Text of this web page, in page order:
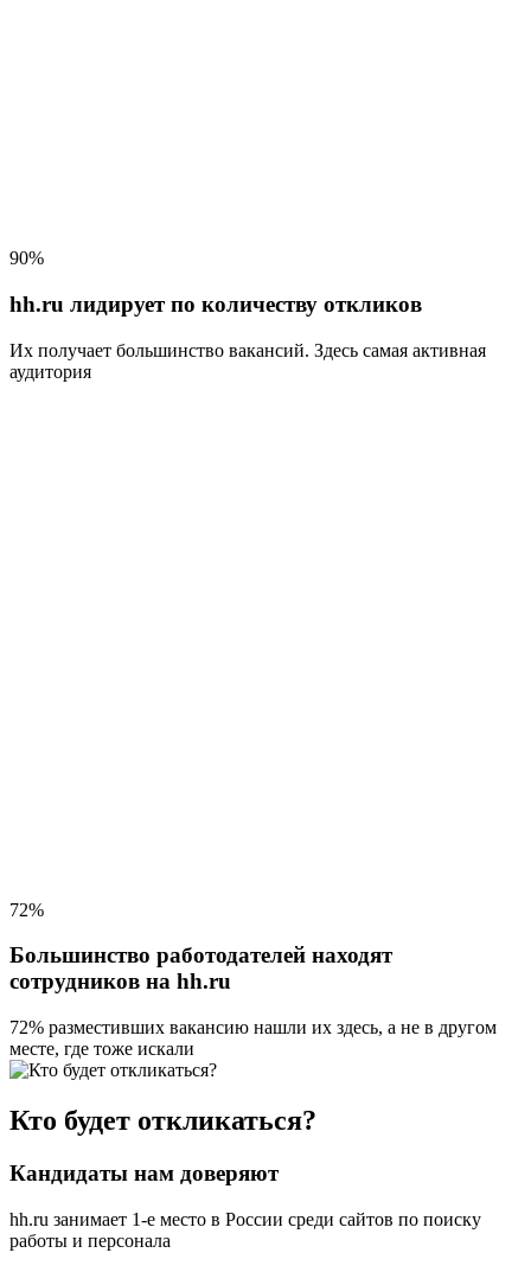
90%
hh.ru лидирует по количеству откликов
Их получает большинство вакансий. Здесь самая активная
аудитория
72%
Большинство работодателей находят
сотрудников на hh.ru
72% разместивших вакансию нашли их здесь, а не в другом
месте, где тоже искали
Кто будет откликаться?
Кандидаты нам доверяют
hh.ru занимает 1-е место в России среди сайтов по поиску
работы и персонала